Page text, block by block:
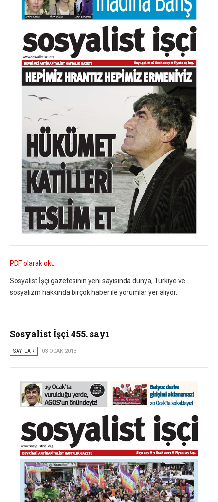
PDF olarak oku
Sosyalist İşçi gazetesinin yeni sayısında dünya, Türkiye ve
sosyalizm hakkında birçok haber ile yorumlar yer alıyor.
Sosyalist İşçi 455. sayı
SAYILAR 03 OCAK 2013